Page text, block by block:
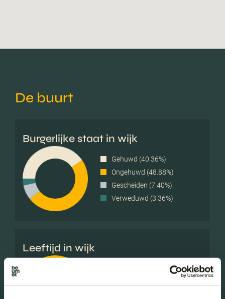
De buurt
Burgerlijke staat in wijk
Gehuwd (40.36%)
Ongehuwd (48.88%)
Gescheiden (7.40%)
Verweduwd (3.36%)
Leeftijd in wijk
15 - 25 jaar (14.09%)
25 - 45 jaar (25.95%)